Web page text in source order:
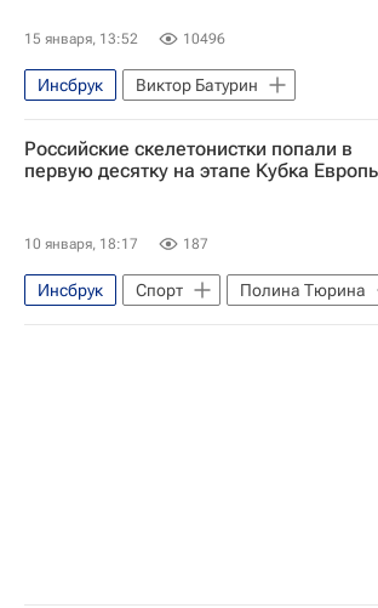
15 января, 13:52 10496
Инсбрук
Виктор Батурин
Происшествия
Москва
Елена Батурина
Интеко
Игорь Шабанов
Российские скелетонистки попали в
первую десятку на этапе Кубка
10 января, 18:17 187
Инсбрук Спорт
Полина Тюрина
IBSF